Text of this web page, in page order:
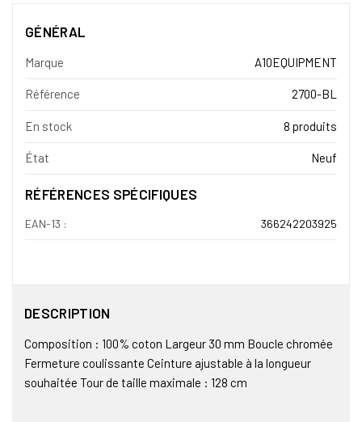
GÉNÉRAL
Marque A10EQUIPMENT
Référence 2700-BL
En stock 8 produits
État Neuf
RÉFÉRENCES SPÉCIFIQUES
EAN-13 : 366242203925
DESCRIPTION
Composition : 100% coton Largeur 30 mm Boucle chromée
Fermeture coulissante Ceinture ajustable à la longueur
souhaitée Tour de taille maximale : 128 cm